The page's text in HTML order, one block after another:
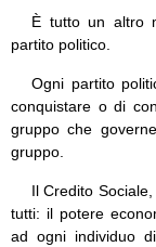
È tutto un altro
partito politico.
Ogni partito
conquistare o di
gruppo che
gruppo.
Il Credito
tutti: il potere
ad ogni individuo